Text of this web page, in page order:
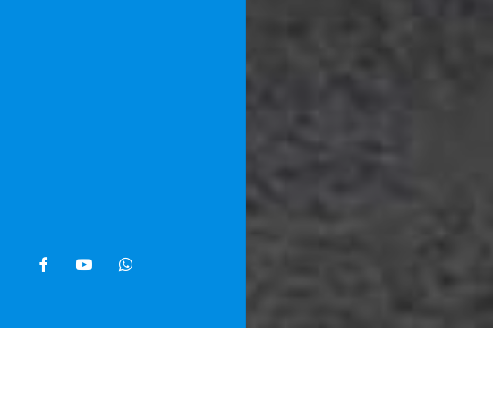
facebookyoutubewhatsapp